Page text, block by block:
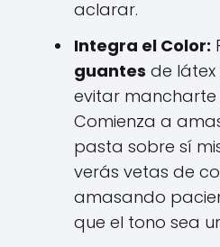
aclarar.
Integra el Color:
guantes de
evitar mancharte
Comienza a
pasta sobre sí
verás vetas de
amasando
que el tono sea